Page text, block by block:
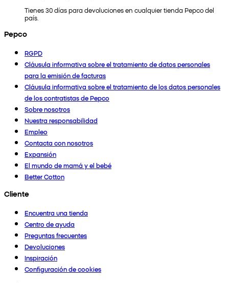
Tienes 30 días para devoluciones en cualquier tienda Pepco del
país.
Pepco
RGPD
Cláusula informativa sobre el tratamiento de datos personales
para la emisión de facturas
Cláusula informativa sobre el tratamiento de los datos personales
de los contratistas de Pepco
Sobre nosotros
Nuestra responsabilidad
Empleo
Contacta con nosotros
Expansión
El mundo de mamá y el bebé
Better Cotton
Cliente
Encuentra una tienda
Centro de ayuda
Preguntas frecuentes
Devoluciones
Inspiración
Configuración de cookies